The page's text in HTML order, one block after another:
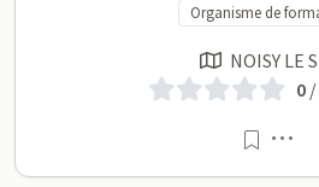
Organisme de
NOISY LE
0/